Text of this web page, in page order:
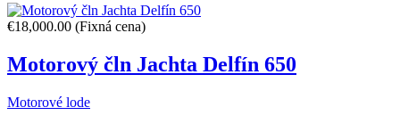
€18,000.00 (Fixná cena)
Motorový čln Jachta Delfín 650
Motorové lode